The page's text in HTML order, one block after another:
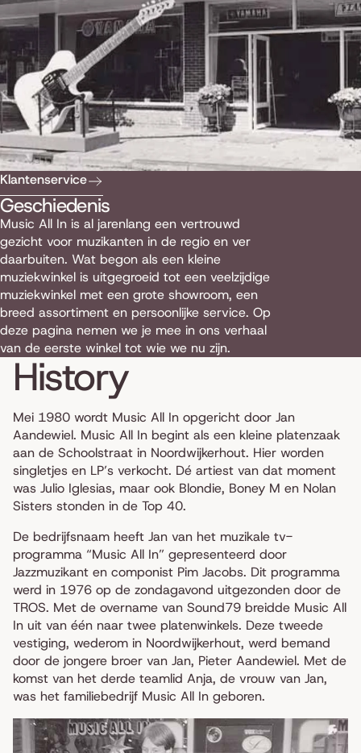
Klantenservice
Geschiedenis
Music All In is al jarenlang een vertrouwd
gezicht voor muzikanten in de regio en ver
daarbuiten. Wat begon als een kleine
muziekwinkel is uitgegroeid tot een veelzijdige
muziekwinkel met een grote showroom, een
breed assortiment en persoonlijke service. Op
deze pagina nemen we je mee in ons verhaal
van de eerste winkel tot wie we nu zijn.
History
Mei 1980 wordt Music All In opgericht door Jan
Aandewiel. Music All In begint als een kleine platenzaak
aan de Schoolstraat in Noordwijkerhout. Hier worden
singletjes en LP’s verkocht. Dé artiest van dat moment
was Julio Iglesias, maar ook Blondie, Boney M en Nolan
Sisters stonden in de Top 40.
De bedrijfsnaam heeft Jan van het muzikale tv-
programma “Music All In” gepresenteerd door
Jazzmuzikant en componist Pim Jacobs. Dit programma
werd in 1976 op de zondagavond uitgezonden door de
TROS. Met de overname van Sound79 breidde Music All
In uit van één naar twee platenwinkels. Deze tweede
vestiging, wederom in Noordwijkerhout, werd bemand
door de jongere broer van Jan, Pieter Aandewiel. Met de
komst van het derde teamlid Anja, de vrouw van Jan,
was het familiebedrijf Music All In geboren.